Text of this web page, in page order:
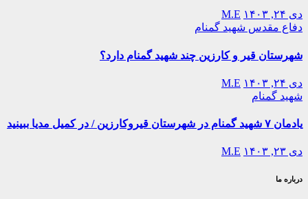
دی ۲۴, ۱۴۰۳
M.E
دفاع مقدس شهید گمنام
شهرستان قیر و کارزین چند شهید گمنام دارد؟
دی ۲۴, ۱۴۰۳
M.E
شهید گمنام
یادمان ۷ شهید گمنام در شهرستان قیروکارزین / در کمیل مدیا ببینید
دی ۲۳, ۱۴۰۳ M.E
درباره ما